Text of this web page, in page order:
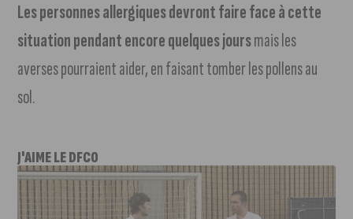
Les personnes allergiques devront faire face à cette
situation pendant encore quelques joursmais les
averses pourraient aider, en faisant tomber les pollens au
sol.
J'AIME LE DFCO